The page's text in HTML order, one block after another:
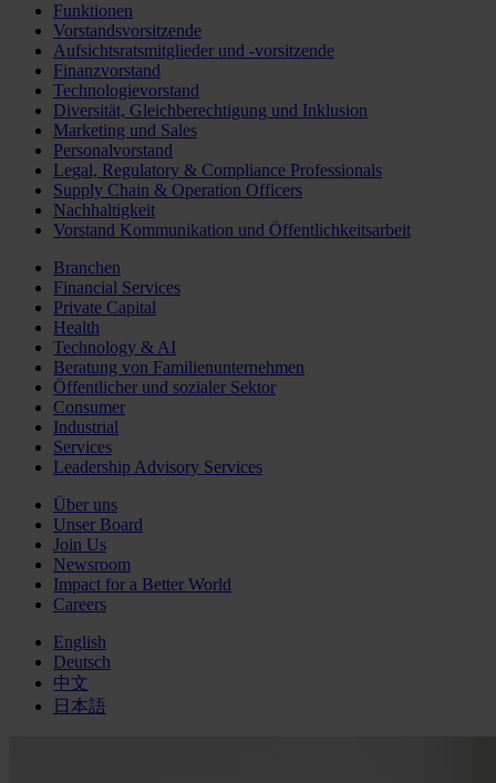
Funktionen
Vorstandsvorsitzende
Aufsichtsratsmitglieder und -vorsitzende
Finanzvorstand
Technologievorstand
Diversität, Gleichberechtigung und Inklusion
Marketing und Sales
Personalvorstand
Legal, Regulatory & Compliance Professionals
Supply Chain & Operation Officers
Nachhaltigkeit
Vorstand Kommunikation und Öffentlichkeitsarbeit
Branchen
Financial Services
Private Capital
Health
Technology & AI
Beratung von Familienunternehmen
Öffentlicher und sozialer Sektor
Consumer
Industrial
Services
Leadership Advisory Services
Über uns
Unser Board
Join Us
Newsroom
Impact for a Better World
Careers
English
Deutsch
中文
日本語